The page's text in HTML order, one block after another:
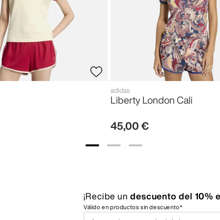
adidas
Liberty London Cali
45,00 €
¡Recibe un descuento del 10%
Válido en productos sin descuento*